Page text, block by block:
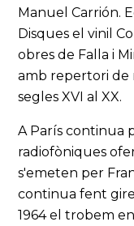
Manuel Carrión.
Disques el vinil
obres de Falla i
amb repertori de
segles XVI al XX.
A París continua
radiofòniques
s'emeten per
continua fent
1964 el trobem